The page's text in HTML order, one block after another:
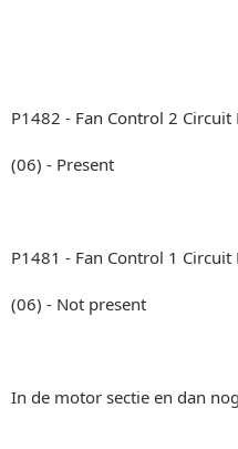
P1482 - Fan Control 2
(06) - Present
P1481 - Fan Control 1
(06) - Not present
In de motor sectie en dan